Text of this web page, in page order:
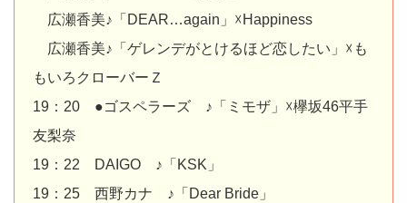
広瀬香美♪「DEAR…again」☓Happiness
広瀬香美♪「ゲレンデがとけるほど恋したい」☓も
もいろクローバーＺ
19：20 ●ゴスペラーズ ♪「ミモザ」☓欅坂46平手
友梨奈
19：22 DAIGO ♪「KSK」
19：25 西野カナ ♪「Dear Bride」